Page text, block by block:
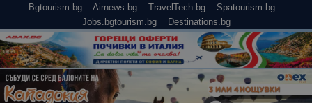
Bgtourism.bg Airnews.bg TravelTech.bg
Spatourism.bg
Jobs.bgtourism.bg
Destinations.bg